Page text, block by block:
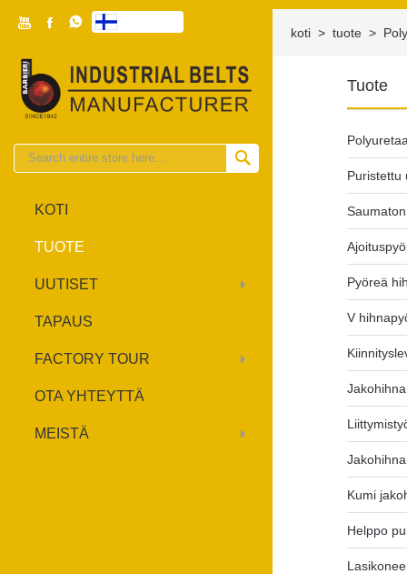
  

KOTI
TUOTE
UUTISET
TAPAUS
FACTORY TOUR
OTA YHTEYTTÄ
MEISTÄ
koti > tuote >
Tuote
Puristettu
Pyöreä
V
Kumi
Helppo